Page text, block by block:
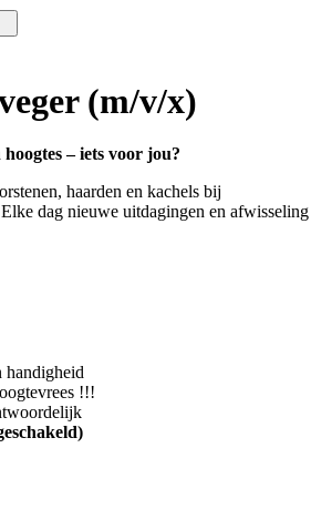
(m/v/x)
– iets voor jou?
haarden en kachels bij
dag nieuwe uitdagingen en afwisseling
handigheid
!!!